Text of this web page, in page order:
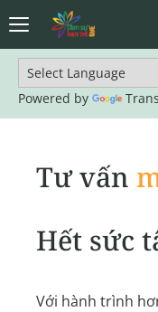
Powered by
Tư vấn
Hết sức
Với hành trình